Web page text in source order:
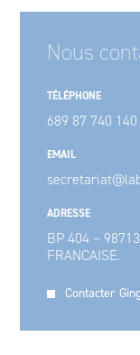
Nous
TÉLÉPHONE
689 87 740 140
EMAIL
ADRESSE
BP 404 –
FRANCAISE.
Contacter